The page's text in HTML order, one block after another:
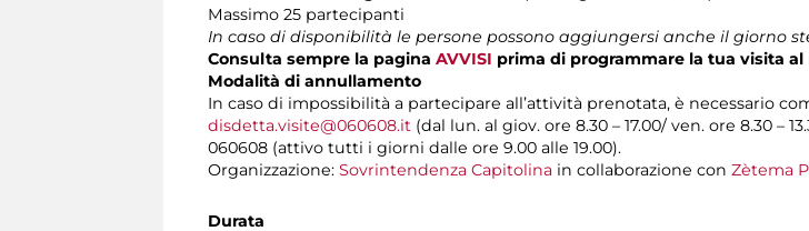
Massimo 25 partecipanti
In caso di disponibilità le persone possono aggiungersi anche il giorno
Consulta sempre la pagina AVVISI prima di programmare la tua visita al
Modalità di annullamento
In caso di impossibilità a partecipare all’attività prenotata, è necessario
disdetta.visite@060608.it (dal lun. al giov. ore 8.30 – 17.00/ ven. ore 8.30 –
060608 (attivo tutti i giorni dalle ore 9.00 alle 19.00).
Organizzazione: Sovrintendenza Capitolina in collaborazione con Zètema
Durata